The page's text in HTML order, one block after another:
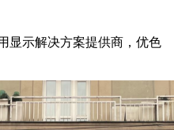
显示解决方案提供商，优色